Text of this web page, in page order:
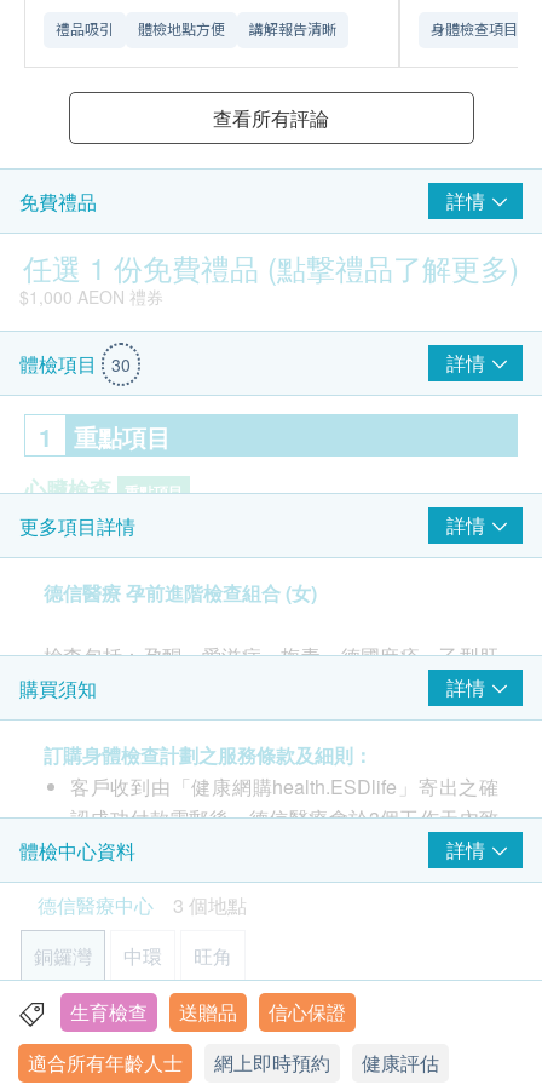
禮品吸引 體檢地點方便 講解報告清晰​ 身體檢查項目全
查看所有評論
免費禮品 詳情
任選 1 份免費禮品 (點撃禮品了解更多)
$1,000 AEON 禮券
$1000 百佳電子禮券
$1000 豐澤電子禮券
體檢項目 30 詳情
1 重點項目
心臟檢查 重點項目
靜態心電圖
血液檢查 重點項目
傳染病
2 基本項目
基本健康評估
個人健康分析問卷
血壓
體質指標
身高
脈搏率
體重
更多項目詳情 詳情
德信醫療 孕前進階檢查組合 (女)
檢查包括：孕酮、愛滋病、梅毒、德國麻疹、乙型肝
炎、靜態心電圖、血液分析及基本健康評估
購買須知 詳情
訂購身體檢查計劃之服務條款及細則：
客戶收到由「健康網購health.ESDlife」寄出之確
認成功付款電郵後，德信醫療會於3個工作天內致
電客人進行預約。
客戶必須於預約當天出示身份証及列印訂購確認信
以確認身份。
本身體檢查計劃有效期為12個月，客戶必須於12
個月內(由確認付款日期起計)接受有關檢查，逾期
作廢。
請注意：新冠疫苗前健康檢查進行前不會有醫生評
估，所有健康檢查/服務並非作為醫務診斷或治療
體檢中心資料
詳情
德信醫療中心
3 個地點
銅鑼灣
中環 旺角
香港銅鑼灣恩平道28號利園二期24樓2401室
顯示地圖
生育檢查 送贈品
信心保證
適合所有年齡人士
網上即時預約
健康評估